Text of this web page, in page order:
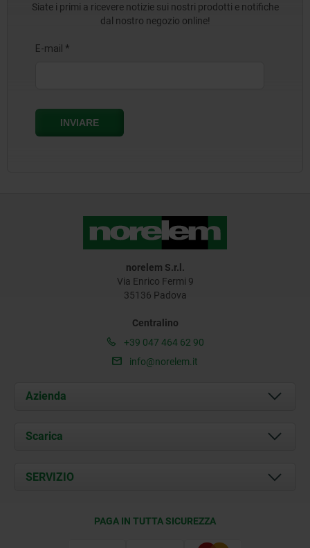
Siate i primi a ricevere notizie sui nostri prodotti e notifiche
dal nostro negozio online!
norelem S.r.l.
Via Enrico Fermi 9
35136 Padova
Centralino
+39 047 464 62 90
info@norelem.it
Azienda
Chi siamo
Contatti
Scarica
Documents
SERVIZIO
PAGA IN TUTTA SICUREZZA